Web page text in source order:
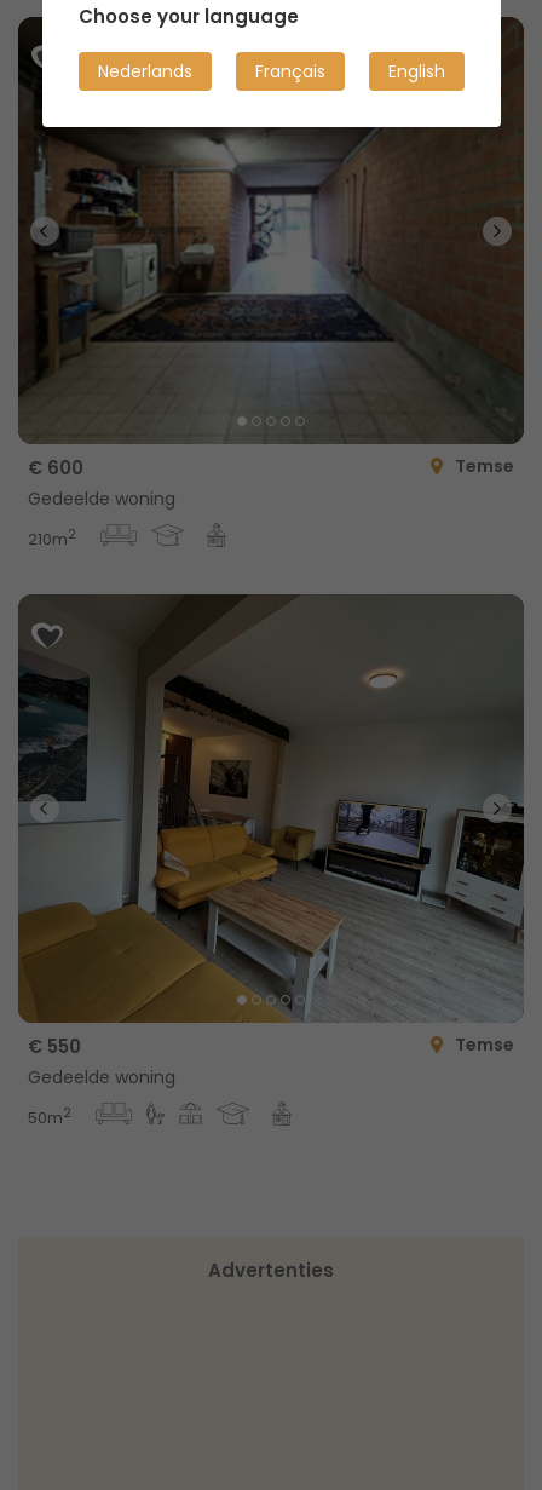
€ 600
Temse
Gedeelde woning
210m2
€ 550
Temse
Gedeelde woning
50m2
Advertenties
Choose your language
Nederlands Français English